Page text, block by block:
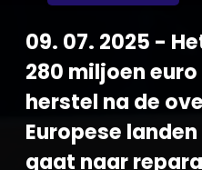
09. 07. 2025 -
280 miljoen
herstel na de
Europese
gaat naar